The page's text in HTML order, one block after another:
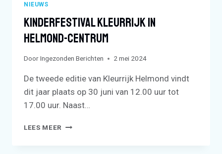
NIEUWS
Kinderfestival Kleurrijk In
Helmond-Centrum
DoorIngezonden Berichten 2 mei 2024
De tweede editie van Kleurrijk Helmond vindt
dit jaar plaats op 30 juni van 12.00 uur tot
17.00 uur. Naast…
LEES MEER KINDERFESTIVAL